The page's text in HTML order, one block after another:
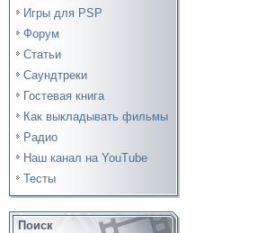
Игры для PSP
Форум
Статьи
Саундтреки
Гостевая книга
Как выкладывать фильмы
Радио
Наш канал на YouTube
Тесты
Поиск